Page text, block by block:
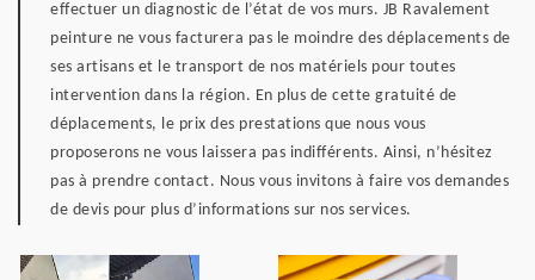
effectuer un diagnostic de l’état de vos murs. JB Ravalement
peinture ne vous facturera pas le moindre des déplacements de
ses artisans et le transport de nos matériels pour toutes
intervention dans la région. En plus de cette gratuité de
déplacements, le prix des prestations que nous vous
proposerons ne vous laissera pas indifférents. Ainsi, n’hésitez
pas à prendre contact. Nous vous invitons à faire vos demandes
de devis pour plus d’informations sur nos services.